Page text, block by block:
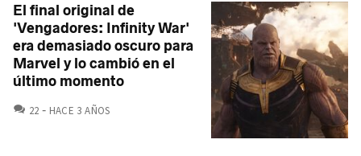
El final original de
'Vengadores: Infinity War'
era demasiado oscuro para
Marvel y lo cambió en el
último momento
22 COMENTARIOS
HACE 3 AÑOS